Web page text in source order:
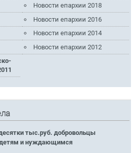
Новости епархии 2018
Новости епархии 2016
Новости епархии 2014
Новости епархии 2012
тыс.руб. добровольцы
детям и нуждающимся